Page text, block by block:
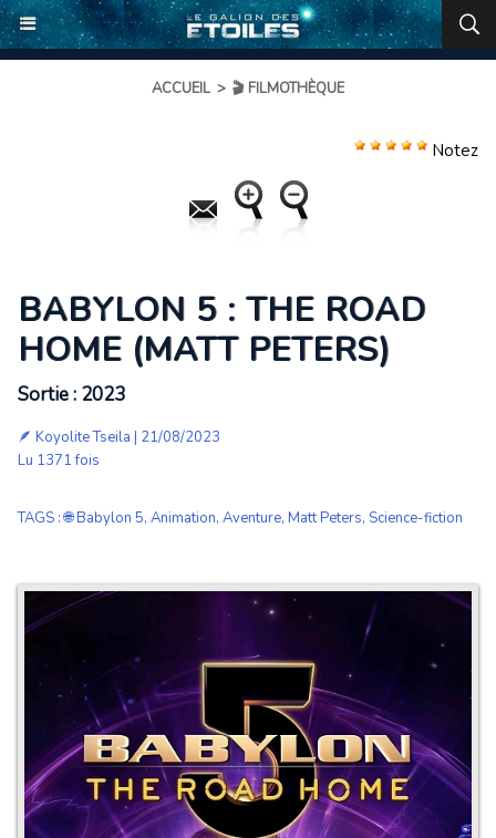
ACCUEIL > 🎬 FILMOTHÈQUE
Notez
BABYLON 5 : THE ROAD
HOME (MATT PETERS)
Sortie : 2023
🪶 Koyolite Tseila | 21/08/2023
Lu 1371 fois
TAGS :🌐 Babylon 5, Animation, Aventure, Matt Peters, Science-fiction